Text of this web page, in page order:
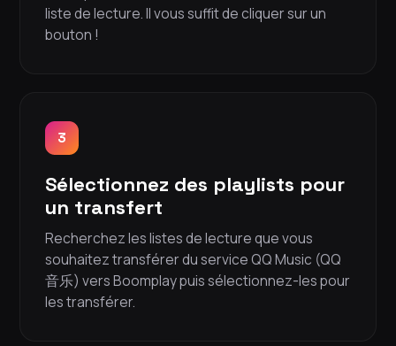
liste de lecture. Il vous suffit de cliquer sur un
bouton !
3
Sélectionnez des playlists pour
un transfert
Recherchez les listes de lecture que vous
souhaitez transférer du service QQ Music (QQ
音乐) vers Boomplay puis sélectionnez-les pour
les transférer.